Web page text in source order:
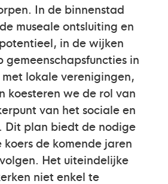
In de binnenstad
museale ontsluiting en
in de wijken
gemeenschapsfuncties in
lokale verenigingen,
koesteren we de rol van
van het sociale en
Dit plan biedt de nodige
koers de komende jaren
Het uiteindelijke
niet enkel te